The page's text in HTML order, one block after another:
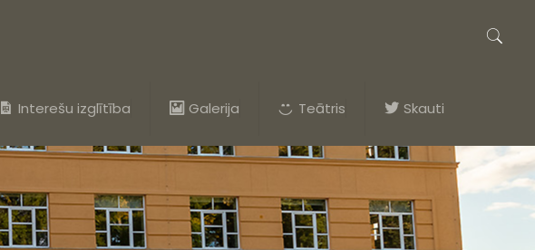
Interešu izglītība Galerija Teātris Skauti